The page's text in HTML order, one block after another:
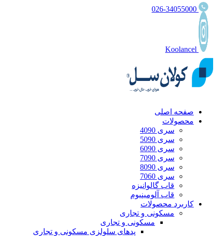
صفحه اصلی
محصولات
سری 4090
سری 5090
سری 6090
سری 7090
سری 8090
سری 7060
قاب گالوانیزه
قاب آلومینیوم
کاربرد محصولات
مسکونی و تجاری
مسکونی و تجاری
پدهای سلولزی مسکونی و تجاری